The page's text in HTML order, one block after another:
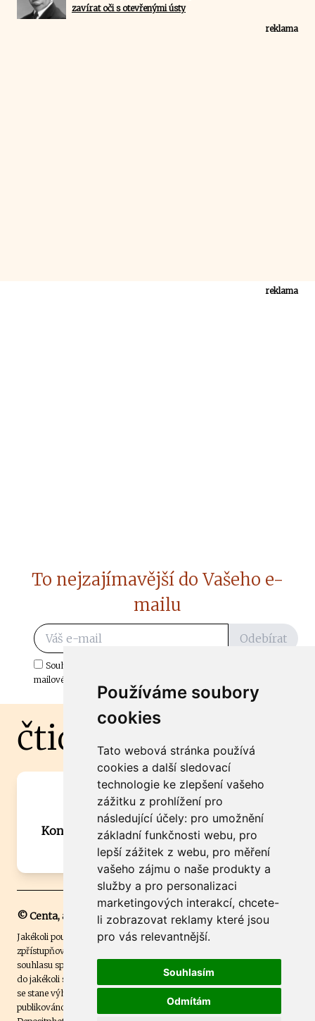
Používáme soubory
cookies
Tato webová stránka používá
cookies a další sledovací
technologie ke zlepšení vašeho
zážitku z prohlížení pro
následující účely: pro umožnění
základní funkčnosti webu, pro
lepší zážitek z webu, pro měření
vašeho zájmu o naše produkty a
služby a pro personalizaci
marketingových interakcí, chcete-
li zobrazovat reklamy které jsou
pro vás relevantnější.
Souhlasím
Odmítám
zavírat oči s otevřenými ústy
reklama
reklama
To nejzajímavější do Vašeho e-
mailu
Odebírat
Souhlasím s odběrem důležitých zpráv ze ČtiDoma.cz do mé e-
mailové schránky.
čtidoma.cz
Máte zajímavou informaci? Chcete
spolupracovat?
Kontaktujte šéfredaktora Martina Chalupu:
chalupa@ctidoma.cz
© Centa, a.s.
Jakékoli použití obsahu včetně převzetí, šíření či dalšího užití a
zpřístupňování textových či obrazových materiálů bez písemného
souhlasu společnosti Centa,a.s. je zakázáno. Čtenář svým přihlášením
do jakékoli soutěže na našem webu dává souhlas s tím, že v případě, že
se stane výhercem této soutěže, může být jeho jméno na webu
publikováno. Centa, a.s. využívala licenci ČTK a využívá fotografie z